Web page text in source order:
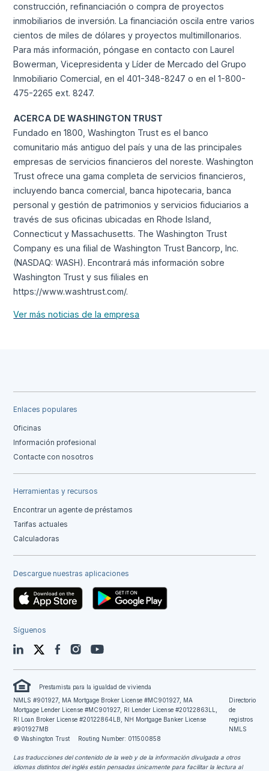
construcción, refinanciación o compra de proyectos
inmobiliarios de inversión. La financiación oscila entre varios
cientos de miles de dólares y proyectos multimillonarios.
Para más información, póngase en contacto con Laurel
Bowerman, Vicepresidenta y Líder de Mercado del Grupo
Inmobiliario Comercial, en el 401-348-8247 o en el 1-800-
475-2265 ext. 8247.
ACERCA DE WASHINGTON TRUST
Fundado en 1800, Washington Trust es el banco
comunitario más antiguo del país y una de las principales
empresas de servicios financieros del noreste. Washington
Trust ofrece una gama completa de servicios financieros,
incluyendo banca comercial, banca hipotecaria, banca
personal y gestión de patrimonios y servicios fiduciarios a
través de sus oficinas ubicadas en Rhode Island,
Connecticut y Massachusetts. The Washington Trust
Company es una filial de Washington Trust Bancorp, Inc.
(NASDAQ: WASH). Encontrará más información sobre
Washington Trust y sus filiales en
https://www.washtrust.com/.
Ver más noticias de la empresa
Enlaces populares
Oficinas
Información profesional
Contacte con nosotros
Herramientas y recursos
Encontrar un agente de préstamos
Tarifas actuales
Calculadoras
Descargue nuestras aplicaciones
Síguenos
LinkedIn TwitterFacebookInstagramYouTube
Prestamista para la igualdad de vivienda
NMLS #901927, MA Mortgage Broker License #MC901927, MA
Mortgage Lender License #MC901927, RI Lender License #20122863LL,
RI Loan Broker License #20122864LB, NH Mortgage Banker License
#901927MB
Directorio
de
registros
NMLS
© Washington Trust
Routing Number: 011500858
Las traducciones del contenido de la web y de la información divulgada a otros
idiomas distintos del inglés están pensadas únicamente para facilitar la lectura al